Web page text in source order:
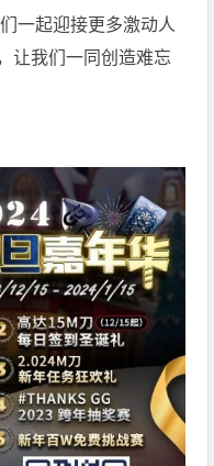
一起迎接更多激动人
让我们一同创造难忘